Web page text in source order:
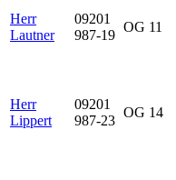
Herr
Lautner
09201
987-19
OG 11
Herr
Lippert
09201
987-23
OG 14